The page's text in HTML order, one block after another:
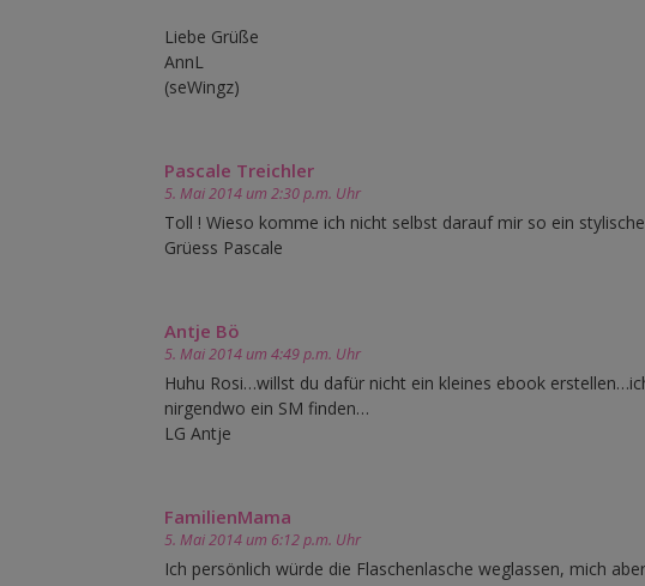
Liebe Grüße
AnnL
(seWingz)
Pascale Treichler
5. Mai 2014 um 2:30 p.m. Uhr
Toll ! Wieso komme ich nicht selbst darauf mir so ein
Grüess Pascale
Antje Bö
5. Mai 2014 um 4:49 p.m. Uhr
Huhu Rosi…willst du dafür nicht ein kleines ebook
nirgendwo ein SM finden…
LG Antje
FamilienMama
5. Mai 2014 um 6:12 p.m. Uhr
Ich persönlich würde die Flaschenlasche weglassen, mich